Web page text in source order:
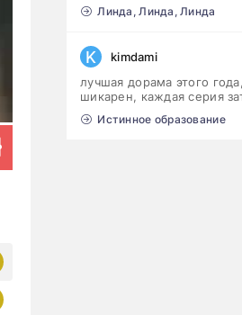
Линда, Линда, Линда
K kimdami
лучшая дорама этого
шикарен, каждая серия
Истинное образование